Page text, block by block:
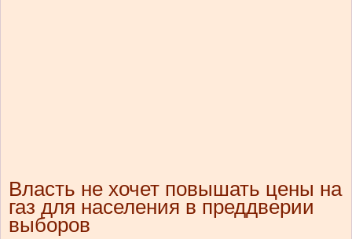
Власть не хочет повышать цены на
газ для населения в преддверии
выборов